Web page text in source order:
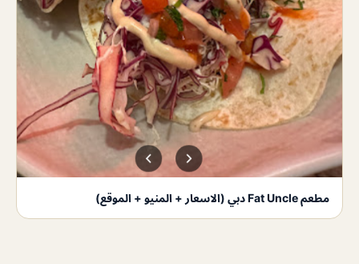
مطعم Fat Uncle دبي (الاسعار + المنيو + الموقع)